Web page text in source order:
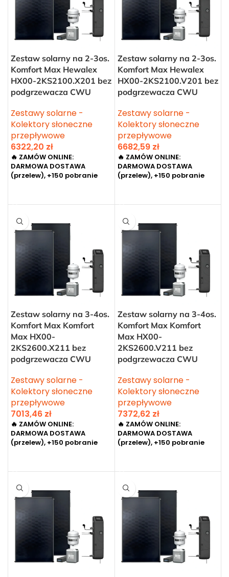
Zestaw solarny na 2-3os.
Komfort Max Hewalex
HX00-2KS2100.X201 bez
podgrzewacza CWU
Zestawy solarne -
Kolektory słoneczne
przepływowe
6322,20 zł
🔥 ZAMÓW ONLINE:
DARMOWA DOSTAWA
(przelew), +150 pobranie
Zestaw solarny na 2-3os.
Komfort Max Hewalex
HX00-2KS2100.V201 bez
podgrzewacza CWU
Zestawy solarne -
Kolektory słoneczne
przepływowe
6682,59 zł
🔥 ZAMÓW ONLINE:
DARMOWA DOSTAWA
(przelew), +150 pobranie
Zestaw solarny na 3-4os.
Komfort Max Komfort
Max HX00-
2KS2600.X211 bez
podgrzewacza CWU
Zestawy solarne -
Kolektory słoneczne
przepływowe
7013,46 zł
🔥 ZAMÓW ONLINE:
DARMOWA DOSTAWA
(przelew), +150 pobranie
Zestaw solarny na 3-4os.
Komfort Max Komfort
Max HX00-
2KS2600.V211 bez
podgrzewacza CWU
Zestawy solarne -
Kolektory słoneczne
przepływowe
7372,62 zł
🔥 ZAMÓW ONLINE:
DARMOWA DOSTAWA
(przelew), +150 pobranie